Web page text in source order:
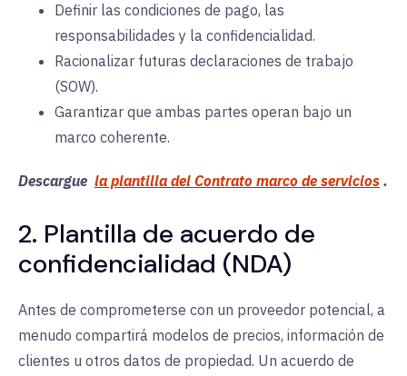
Definir las condiciones de pago, las
responsabilidades y la confidencialidad.
Racionalizar futuras declaraciones de trabajo
(SOW).
Garantizar que ambas partes operan bajo un
marco coherente.
Descargue la plantilla del Contrato marco de servicios .
2. Plantilla de acuerdo de
confidencialidad (NDA)
Antes de comprometerse con un proveedor potencial, a
menudo compartirá modelos de precios, información de
clientes u otros datos de propiedad. Un acuerdo de